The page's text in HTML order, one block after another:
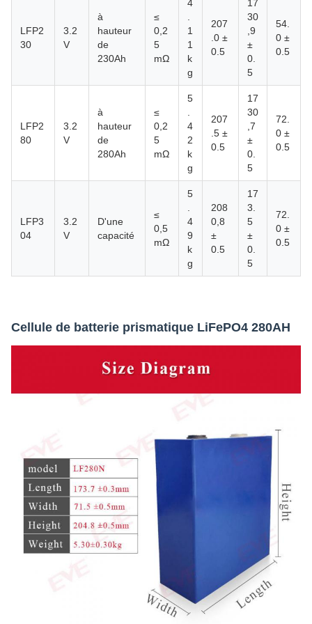
LFP2
30
3.2
V
à
hauteur
de
230Ah
≤
0,2
5
mΩ
4
1
1
k
g
207
.0 ±
0.5
17
30
,9
±
0.
5
54.
0 ±
0.5
LFP2
80
3.2
V
à
hauteur
de
280Ah
≤
0,2
5
mΩ
5
4
2
k
g
207
.5 ±
0.5
17
30
,7
±
0.
5
72.
0 ±
0.5
LFP3
04
3.2
V
D'une
capacité
≤
0,5
mΩ
5
4
9
k
g
208
0,8
±
0.5
17
3.
5
±
0.
5
72.
0 ±
0.5
Cellule de batterie prismatique LiFePO4 280AH